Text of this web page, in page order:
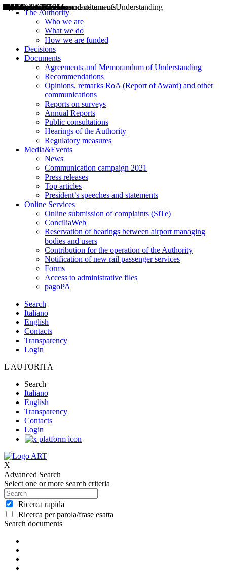
The Authority
Who we are
What we do
How we are funded
Decisions
Documents
Agreements and Memorandum of Understanding
Recommendations
Opinions, remarks RoA (Report of Award) and other
communications
Reports on surveys
Annual Reports
Public consultations
Hearings of the Authority
Regulatory measures
Media&Events
News
Communication campaign 2021
Press releases
Top articles
President’s speeches and statements
Online Services
Online submission of complaints (SiTe)
ConciliaWeb
Reservation of hearings between airport managing
bodies and users
Contribution for the operation of the Authority
Notification of new rail passenger services
Forms
Access to administrative files
pagoPA
Search
Italiano
English
Contacts
Transparency
Login
L'AUTORITÀ
Search
Italiano
English
Transparency
Contacts
Login
X
Advanced Search
Select one or more search criteria
Ricerca rapida
Ricerca per parola/frase esatta
Search documents
Decisions
Opinions
Public consultations
Hearings
Recommendations
Agreements and Memorandums of Understanding
Relazioni annuali
Misure di regolazione
News
Press Releases
Bollettini ART
Convegni ART
President’s interviews
Top articles
President’s speeches and statements
2004
2005
2010
2013
2014
2015
2016
2017
2018
2019
202
2020
2021
2022
2023
2024
2025
2026
Aereo
Marittimo
Terrestre